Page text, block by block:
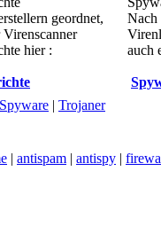
geordnet,
hier :
Nach
auch
Spyware | Trojaner
| antispam | antispy |